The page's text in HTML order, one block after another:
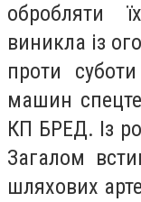
обробляти
виникла із
проти
машин
КП БРЕД. Із
Загалом
шляхових